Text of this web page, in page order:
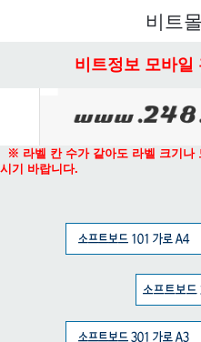
비트
비트정보 모바일
※ 라벨 칸 수가 같아도 라벨 크기나
시기 바랍니다.